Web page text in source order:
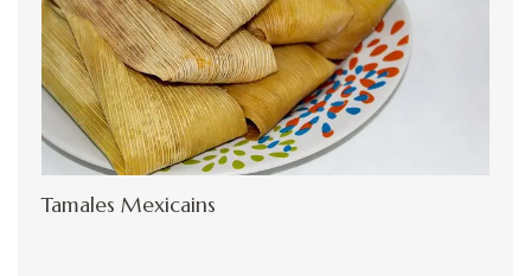
Tamales Mexicains